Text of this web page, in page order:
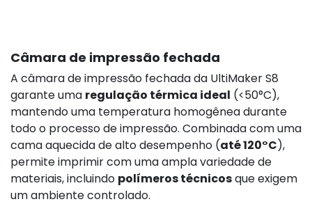
Câmara de impressão fechada
A câmara de impressão fechada da UltiMaker S8
garante uma regulação térmica ideal (<50°C),
mantendo uma temperatura homogênea durante
todo o processo de impressão. Combinada com uma
cama aquecida de alto desempenho (até 120°C),
permite imprimir com uma ampla variedade de
materiais, incluindo polímeros técnicosque exigem
um ambiente controlado.